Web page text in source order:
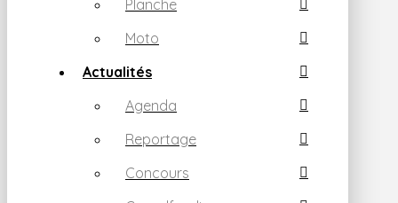
Planche
Moto
Actualités
Agenda
Reportage
Concours